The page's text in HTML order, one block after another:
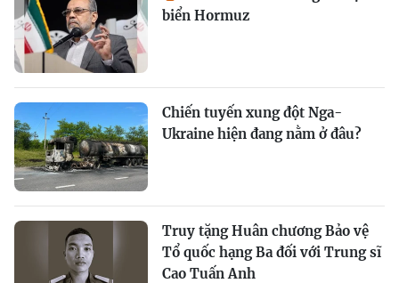
biển Hormuz
Chiến tuyến xung đột Nga-
Ukraine hiện đang nằm ở đâu?
Truy tặng Huân chương Bảo vệ
Tổ quốc hạng Ba đối với Trung sĩ
Cao Tuấn Anh